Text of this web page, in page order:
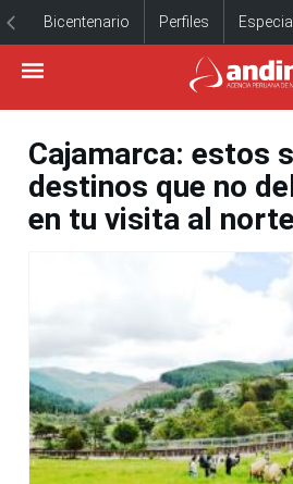
Bicentenario Perfiles
Cajamarca: estos
destinos que no
en tu visita al